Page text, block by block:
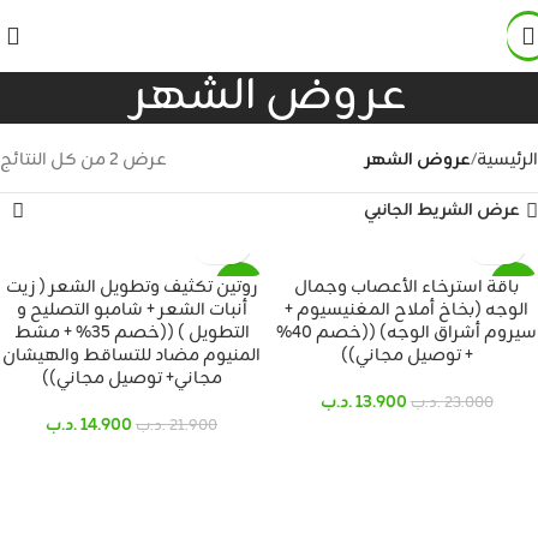
عروض الشهر
الرئيسية عروض الشهر
عرض ⁦2⁩ من كل النتائج
عرض الشريط الجانبي
SALE
باقة استرخاء الأعصاب وجمال
الوجه (بخاخ أملاح المغنيسيوم +
سيروم أشراق الوجه) ((خصم 40%
+ توصيل مجاني))
23.000.د.ب13.900.د.ب
SALE
روتين تكثيف وتطويل الشعر ( زيت
أنبات الشعر + شامبو التصليح و
التطويل ) ((خصم 35% + مشط
المنيوم مضاد للتساقط والهيشان
مجاني+ توصيل مجاني))
21.900.د.ب14.900.د.ب